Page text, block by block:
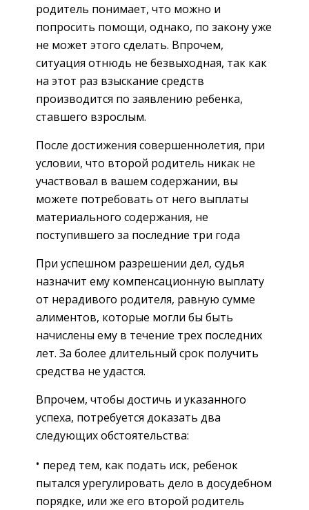
родитель понимает, что можно и
попросить помощи, однако, по закону уже
не может этого сделать. Впрочем,
ситуация отнюдь не безвыходная, так как
на этот раз взыскание средств
производится по заявлению ребенка,
ставшего взрослым.
После достижения совершеннолетия, при
условии, что второй родитель никак не
участвовал в вашем содержании, вы
можете потребовать от него выплаты
материального содержания, не
поступившего за последние три года
При успешном разрешении дел, судья
назначит ему компенсационную выплату
от нерадивого родителя, равную сумме
алиментов, которые могли бы быть
начислены ему в течение трех последних
лет. За более длительный срок получить
средства не удастся.
Впрочем, чтобы достичь и указанного
успеха, потребуется доказать два
следующих обстоятельства:
перед тем, как подать иск, ребенок
пытался урегулировать дело в досудебном
порядке, или же его второй родитель